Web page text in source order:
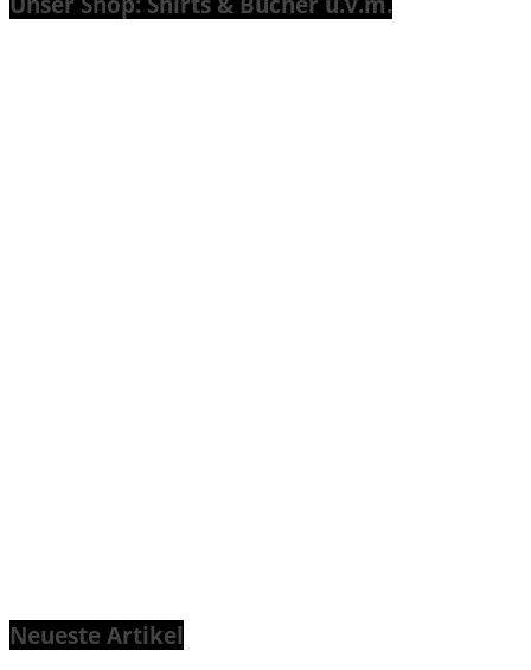
Neueste Artikel